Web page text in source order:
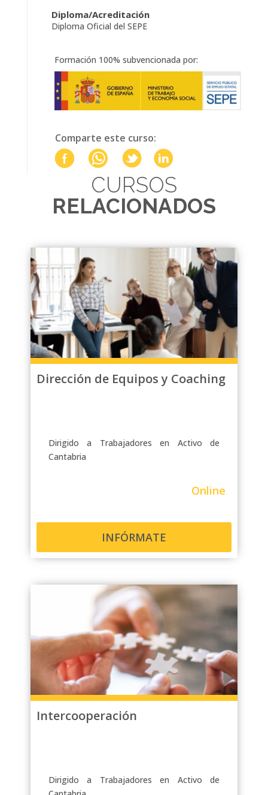
Diploma/Acreditación
Diploma Oficial del SEPE
Formación 100% subvencionada por:
Comparte este curso:
CURSOS
RELACIONADOS
Dirección de Equipos y Coaching
Dirigido a Trabajadores en Activo de
Cantabria
Online
INFÓRMATE
Intercooperación
Dirigido a Trabajadores en Activo de